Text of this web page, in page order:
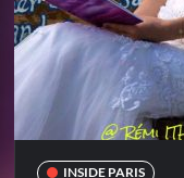
INSIDE PARIS